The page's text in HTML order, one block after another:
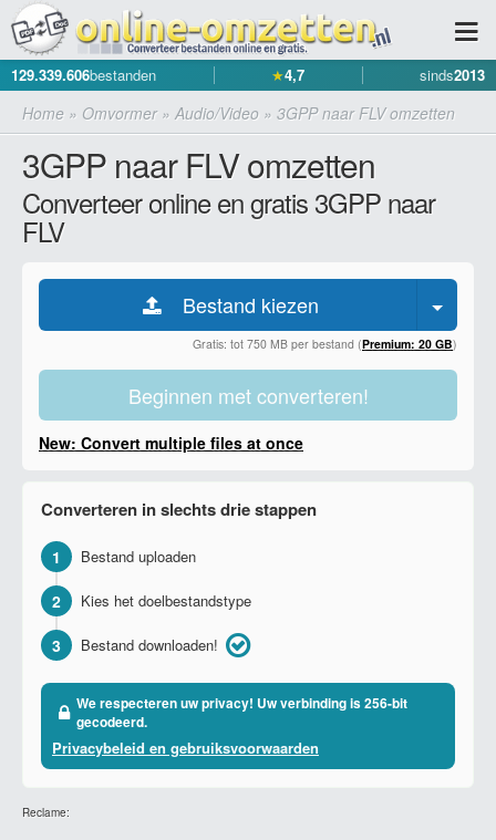
129.339.606bestanden ★4,7 sinds2013
Home » Omvormer» Audio/Video » 3GPP naar FLV omzetten
3GPP naar FLV omzetten
Converteer online en gratis 3GPP naar
FLV
Bestand kiezen
Gratis: tot 750 MB per bestand (Premium: 20 GB)
Beginnen met converteren!
New: Convert multiple files at once
Converteren in slechts drie stappen
1 Bestand uploaden
2 Kies het doelbestandstype
3 Bestand downloaden!
We respecteren uw privacy! Uw verbinding is 256-bit
gecodeerd.
Privacybeleid en gebruiksvoorwaarden
Reclame: